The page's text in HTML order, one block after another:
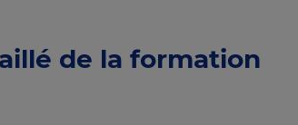
de la formation